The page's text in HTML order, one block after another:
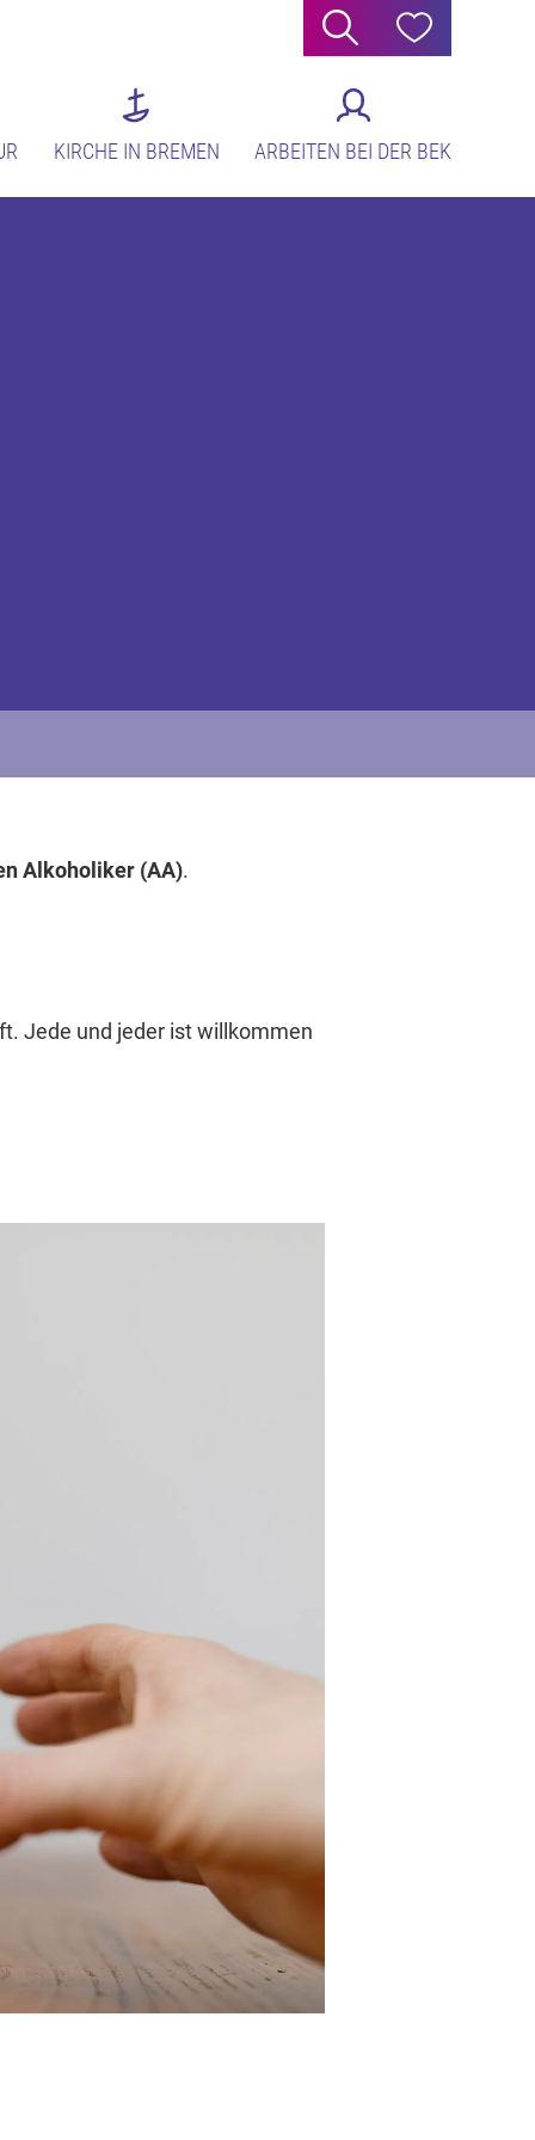
Suche Hilfe
KIRCHE IN BREMEN ARBEITEN BEI DER BEK
Alkoholiker (AA).
Jede und jeder ist willkommen